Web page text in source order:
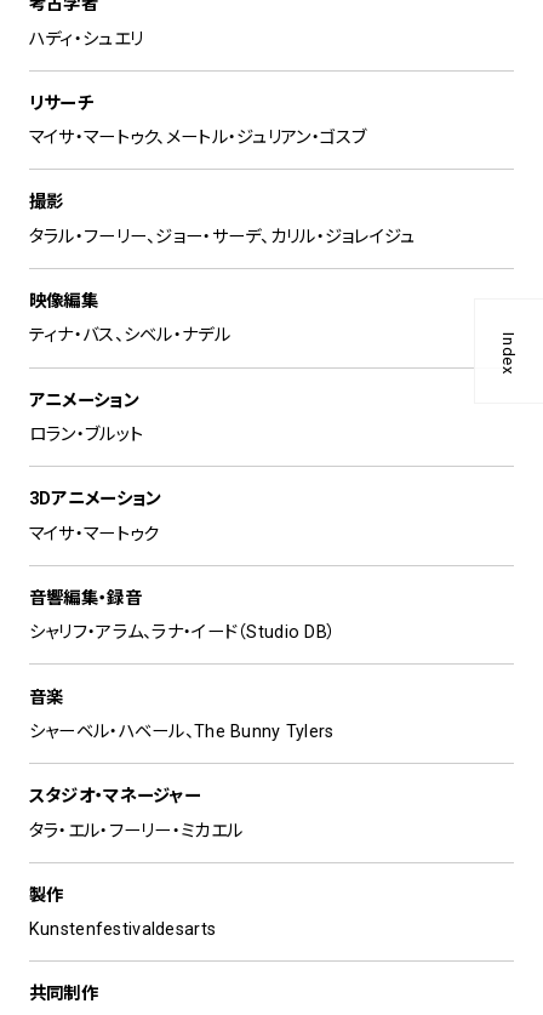
Index
考古学者
ハディ・シュエリ
リサーチ
マイサ・マートゥク、メートル・ジュリアン・ゴスブ
撮影
タラル・フーリー、ジョー・サーデ、カリル・ジョレイジュ
映像編集
ティナ・バス、シベル・ナデル
アニメーション
ロラン・ブルット
3Dアニメーション
マイサ・マートゥク
音響編集・録音
シャリフ・アラム、ラナ・イード（Studio DB）
音楽
シャーベル・ハベール、The Bunny Tylers
スタジオ・マネージャー
タラ・エル・フーリー・ミカエル
製作
Kunstenfestivaldesarts
共同制作